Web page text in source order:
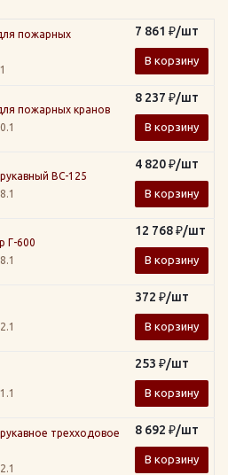
пожарных
7 861 ₽/шт
В корзину
пожарных кранов
8 237 ₽/шт
В корзину
ВС-125
4 820₽/шт
В корзину
Г-600
12 768₽/шт
В корзину
372 ₽/шт
В корзину
253 ₽/шт
В корзину
трехходовое
8 692 ₽/шт
В корзину